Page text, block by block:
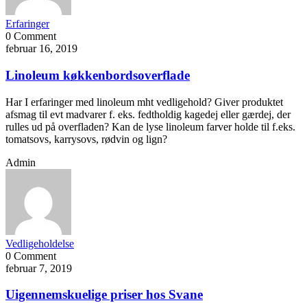
Erfaringer
0 Comment
februar 16, 2019
Linoleum køkkenbordsoverflade
Har I erfaringer med linoleum mht vedligehold? Giver produktet
afsmag til evt madvarer f. eks. fedtholdig kagedej eller gærdej, der
rulles ud på overfladen? Kan de lyse linoleum farver holde til f.eks.
tomatsovs, karrysovs, rødvin og lign?
Admin
Vedligeholdelse
0 Comment
februar 7, 2019
Uigennemskuelige priser hos Svane